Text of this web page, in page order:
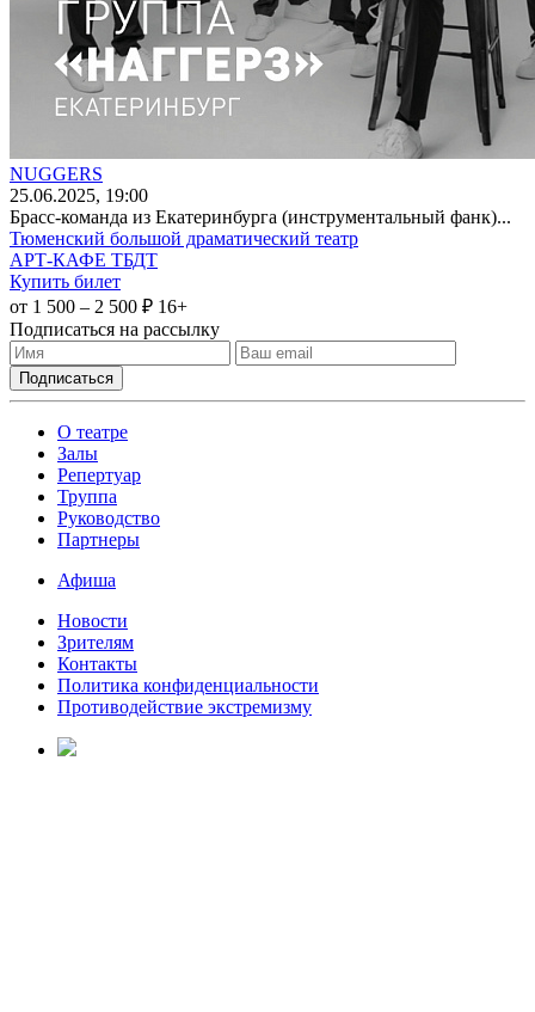
NUGGERS
25.06.2025, 19:00
Брасс-команда из Екатеринбурга (инструментальный фанк)...
Тюменский большой драматический театр
АРТ-КАФЕ ТБДТ
Купить билет
от 1 500 – 2 500 ₽ 16+
Подписаться на рассылку
О театре
Залы
Репертуар
Труппа
Руководство
Партнеры
Афиша
Новости
Зрителям
Контакты
Политика конфиденциальности
Противодействие экстремизму